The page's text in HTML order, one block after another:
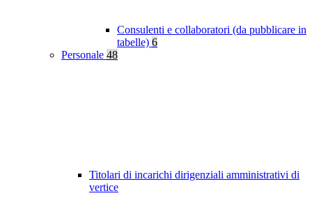
Consulenti e collaboratori (da pubblicare in
tabelle) 6
Personale 48
Titolari di incarichi dirigenziali amministrativi di
vertice